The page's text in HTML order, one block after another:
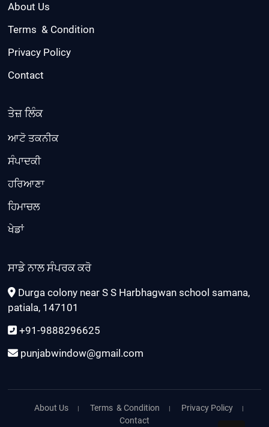
About Us
Terms & Condition
Privacy Policy
Contact
ਤੇਜ਼ ਲਿੰਕ
ਆਟੋ ਤਕਨੀਕ
ਸੰਪਾਦਕੀ
ਹਰਿਆਣਾ
ਹਿਮਾਚਲ
ਖੇਡਾਂ
ਸਾਡੇ ਨਾਲ ਸੰਪਰਕ ਕਰੋ
Durga colony near S S Harbhagwan school samana,
patiala, 147101
+91-9888296625
punjabwindow@gmail.com
About Us Terms & Condition
Privacy Policy
Contact